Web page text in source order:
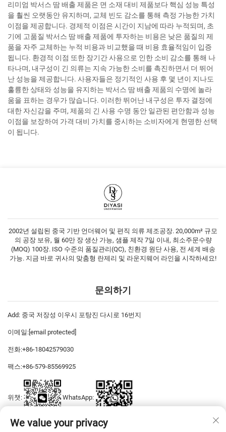
리미엄 박서스 땀 배출 제품은 면 소재 대비 제품보다 핵심 성능 특성
을 훨씬 오랫동안 유지하며, 교체 빈도 감소를 통해 측정 가능한 가치
이점을 제공합니다. 경제적 이점은 시간이 지남에 따라 누적되며, 초
기에 고품질 박서스 땀 배출 제품에 투자하는 비용은 낮은 품질의 제
품을 자주 교체하는 누적 비용과 비교했을 때 비용 효율적임이 입증
됩니다. 환경적 이점 또한 장기간 사용으로 인한 소비 감소를 통해 나
타나며, 내구성이 긴 의류는 지속 가능한 소비를 촉진하면서 더 뛰어
난 성능을 제공합니다. 사용자들은 정기적인 사용 후 몇 년이 지나도
훌륭한 상태와 성능을 유지하는 박서스 땀 배출 제품의 수명에 놀라
움을 표하는 경우가 많습니다. 이러한 뛰어난 내구성은 투자 결정에
대한 자신감을 주며, 제품의 긴 사용 수명 동안 일관된 편안함과 성능
이점을 보장하여 가격 대비 가치를 중시하는 소비자에게 현명한 선택
이 됩니다.
2002년 설립된 중국 기반 언더웨어 및 편직 의류 제조공장. 20,000m² 규모
의 공장 보유, 월 60만 장 생산 가능, 샘플 제작 7일 이내, 최소주문수량
(MOQ) 100장. ISO 수준의 품질관리(QC), 친환경 원단 사용, 전 세계 배송
가능. 지금 바로 귀사의 맞춤형 란제리 및 라운지웨어 라인을 시작하세요!
문의하기
Add: 중국 저장성 이우시 포탕진 다시로 16번지
이메일: [email protected]
전화:+86-18042579030
팩스:+86-579-85569925
위챗: WhatsApp:
We value your privacy